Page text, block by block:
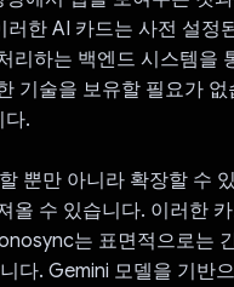
한 AI 카드는 사전 설정
리하는 백엔드 시스템을
기술을 보유할 필요가
.
뿐만 아니라 확장할 수
올 수 있습니다. 이러한
는 표면적으로는
다. Gemini 모델을 기반